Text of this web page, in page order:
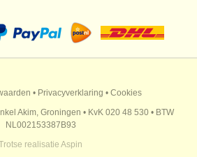
• Privacyverklaring • Cookies
Akim, Groningen • KvK 020 48 530 • BTW
NL002153387B93
realisatie Aspin